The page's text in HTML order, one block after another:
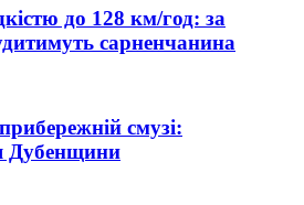
до 128 км/год: за
сарненчанина
смузі:
Дубенщини